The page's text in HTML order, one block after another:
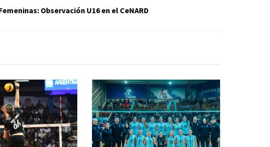
Observación U16 en el CeNARD